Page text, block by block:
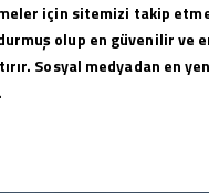
için sitemizi takip
olup en güvenilir ve
Sosyal medyadan en